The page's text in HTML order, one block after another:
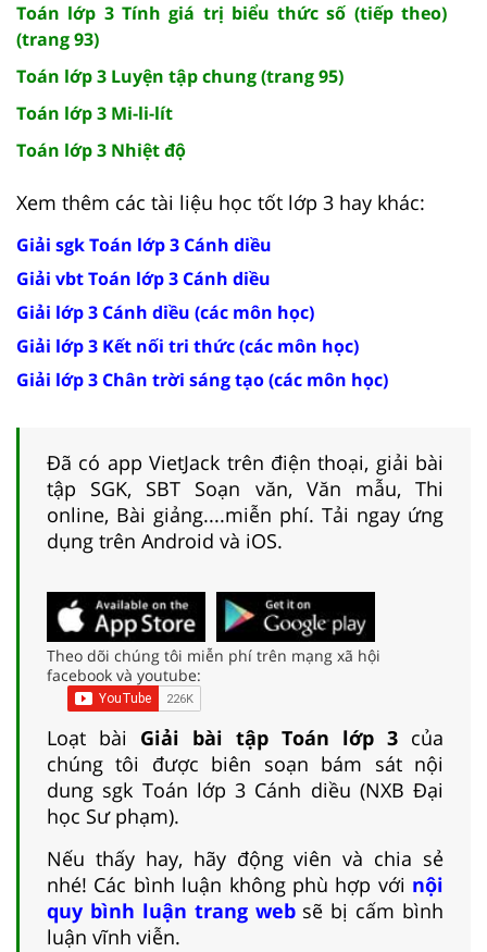
Toán lớp 3 Tính giá trị biểu thức số (tiếp theo)
(trang 93)
Toán lớp 3 Luyện tập chung (trang 95)
Toán lớp 3 Mi-li-lít
Toán lớp 3 Nhiệt độ
Xem thêm các tài liệu học tốt lớp 3 hay khác:
Giải sgk Toán lớp 3 Cánh diều
Giải vbt Toán lớp 3 Cánh diều
Giải lớp 3 Cánh diều (các môn học)
Giải lớp 3 Kết nối tri thức (các môn học)
Giải lớp 3 Chân trời sáng tạo (các môn học)
Đã có app VietJack trên điện thoại, giải bài
tập SGK, SBT Soạn văn, Văn mẫu, Thi
online, Bài giảng....miễn phí. Tải ngay ứng
dụng trên Android và iOS.
Theo dõi chúng tôi miễn phí trên mạng xã hội
facebook và youtube:
Loạt bài Giải bài tập Toán lớp 3 của
chúng tôi được biên soạn bám sát nội
dung sgk Toán lớp 3 Cánh diều (NXB Đại
học Sư phạm).
Nếu thấy hay, hãy động viên và chia sẻ
nhé! Các bình luận không phù hợp với nội
quy bình luận trang websẽ bị cấm bình
luận vĩnh viễn.